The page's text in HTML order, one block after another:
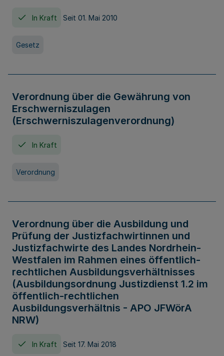
In Kraft Seit 01. Mai 2010
Gesetz
Verordnung über die Gewährung von
Erschwerniszulagen
(Erschwerniszulagenverordnung)
In Kraft
Verordnung
Verordnung über die Ausbildung und
Prüfung der Justizfachwirtinnen und
Justizfachwirte des Landes Nordrhein-
Westfalen im Rahmen eines öffentlich-
rechtlichen Ausbildungsverhältnisses
(Ausbildungsordnung Justizdienst 1.2 im
öffentlich-rechtlichen
Ausbildungsverhältnis - APO JFWörA
NRW)
In Kraft Seit 17. Mai 2018